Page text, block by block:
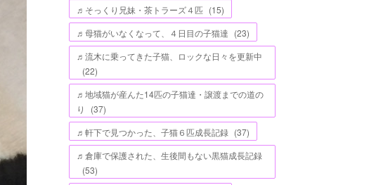
♬そっくり兄妹・茶トラーズ４匹 (15)
♬母猫がいなくなって、４日目の子猫達 (23)
♬流木に乗ってきた子猫、ロックな日々を更新中
(22)
♬地域猫が産んた14匹の子猫達・譲渡までの道の
り
(37)
♬軒下で見つかった、子猫６匹成長記録 (37)
♬倉庫で保護された、生後間もない黒猫成長記録
(53)